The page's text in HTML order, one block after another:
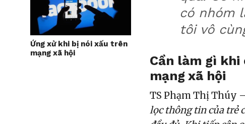
Ứng xử khi bị nói xấu trên
mạng xã hội
có nhóm
tôi vô
Cần làm gì
mạng xã hội
TS Phạm Thị Thúy
lọc thông tin của trẻ